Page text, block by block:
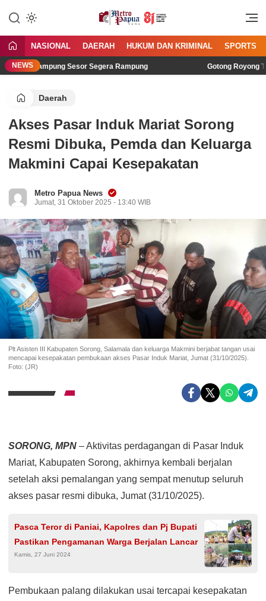
MetroPapua News
Jangan Gentar Bicara Benar
NASIONAL DAERAH HUKUM DAN KRIMINAL SPORTS
NEWS
di Kampung Sesor Segera Rampung Gotong Royong TNI
Daerah
Akses Pasar Induk Mariat Sorong
Resmi Dibuka, Pemda dan Keluarga
Makmini Capai Kesepakatan
Metro Papua News
Jumat, 31 Oktober 2025 - 13:40 WIB
Plt Asisten III Kabupaten Sorong, Salamala dan keluarga Makmini berjabat tangan usai
mencapai kesepakatan pembukaan akses Pasar Induk Mariat, Jumat (31/10/2025).
Foto: (JR)
SORONG, MPN – Aktivitas perdagangan di Pasar Induk
Mariat, Kabupaten Sorong, akhirnya kembali berjalan
setelah aksi pemalangan yang sempat menutup seluruh
akses pasar resmi dibuka, Jumat (31/10/2025).
Pasca Teror di Paniai, Kapolres dan Pj Bupati
Pastikan Pengamanan Warga Berjalan Lancar
Kamis, 27 Juni 2024
Pembukaan palang dilakukan usai tercapai kesepakatan